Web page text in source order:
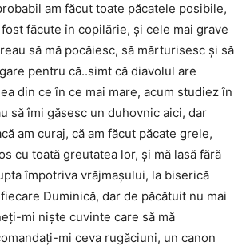
am făcut toate păcatele posibile,
făcute în copilărie, şi cele mai grave
să mă pocăiesc, să mărturisesc şi să
pentru că..simt că diavolul are
din ce în ce mai mare, acum studiez în
să îmi găsesc un duhovnic aici, dar
am curaj, că am făcut păcate grele,
cu toată greutatea lor, şi mă lasă fără
împotriva vrăjmaşului, la biserică
Duminică, dar de păcătuit nu mai
mi nişte cuvinte care să mă
mi ceva rugăciuni, un canon